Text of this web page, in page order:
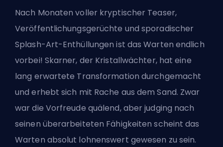
Nach Monaten voller kryptischer Teaser,
Veröffentlichungsgerüchte und sporadischer
Splash-Art-Enthüllungen ist das Warten endlich
vorbei! Skarner, der Kristallwächter, hat eine
lang erwartete Transformation durchgemacht
und erhebt sich mit Rache aus dem Sand. Zwar
war die Vorfreude quälend, aber judging nach
seinen überarbeiteten Fähigkeiten scheint das
Warten absolut lohnenswert gewesen zu sein.